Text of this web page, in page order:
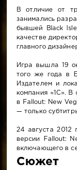
В отличие от
занимались
бывшей Black
качестве
главного
Игра вышла 19
того же года в
Издателем и
компания «1C». В
в Fallout: New
— только
24 августа 2012
версии Fallout:
включающего в
Сюжет